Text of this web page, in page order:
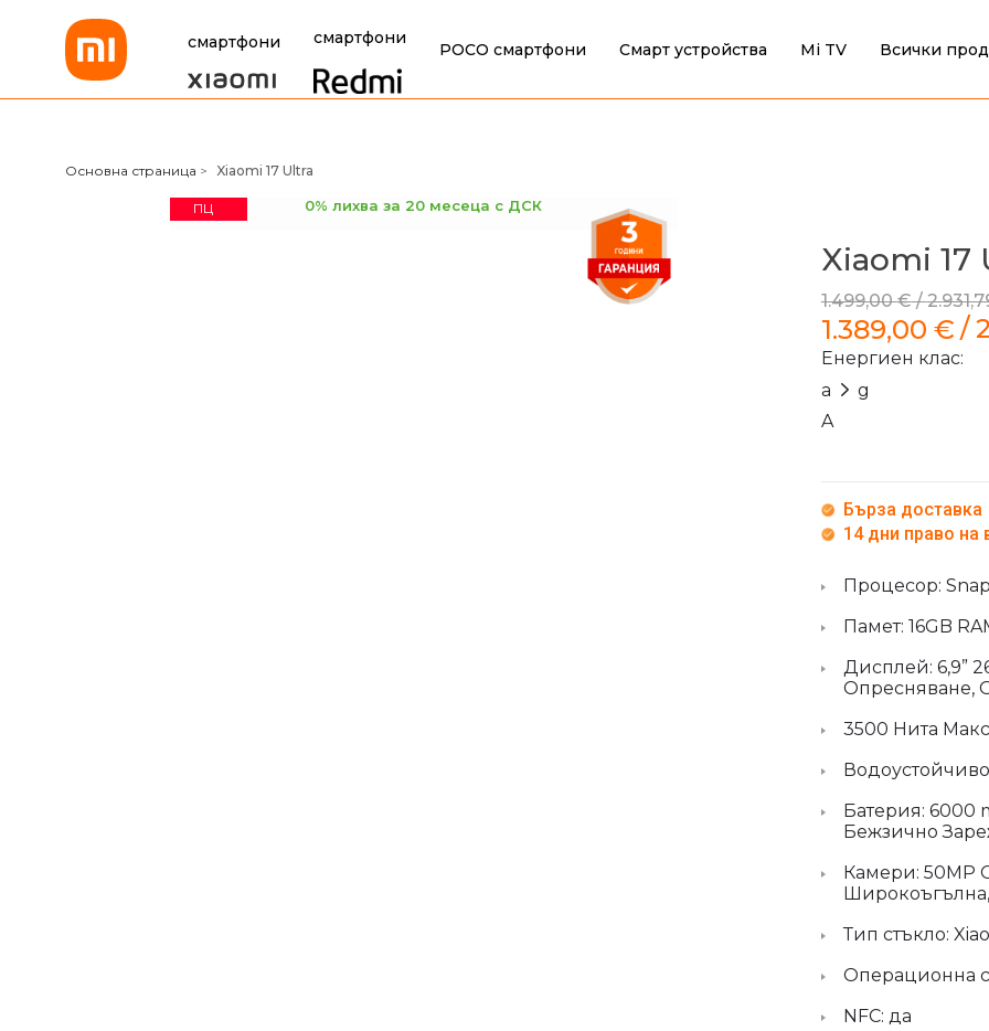
смартфони смартфони
POCO смартфони Смарт устройства Mi TV Всички
Xiaomi Bulgaria
Основна страница > Xiaomi 17 Ultra
0% лихва за 20 месеца с ДСК
ПЦ
Xiaomi 17
1.499,00€/
1.389,00 € /
Енергиен клас:
a
g
A
Бърза доставка
14 дни право на
Процесор:
Памет: 16GB
Дисплей: 6,9”
Опресняване,
3500 Нита
Батерия: 6000
Бежзично
Камери: 50MP
Тип стъкло:
Операционна
NFC: да